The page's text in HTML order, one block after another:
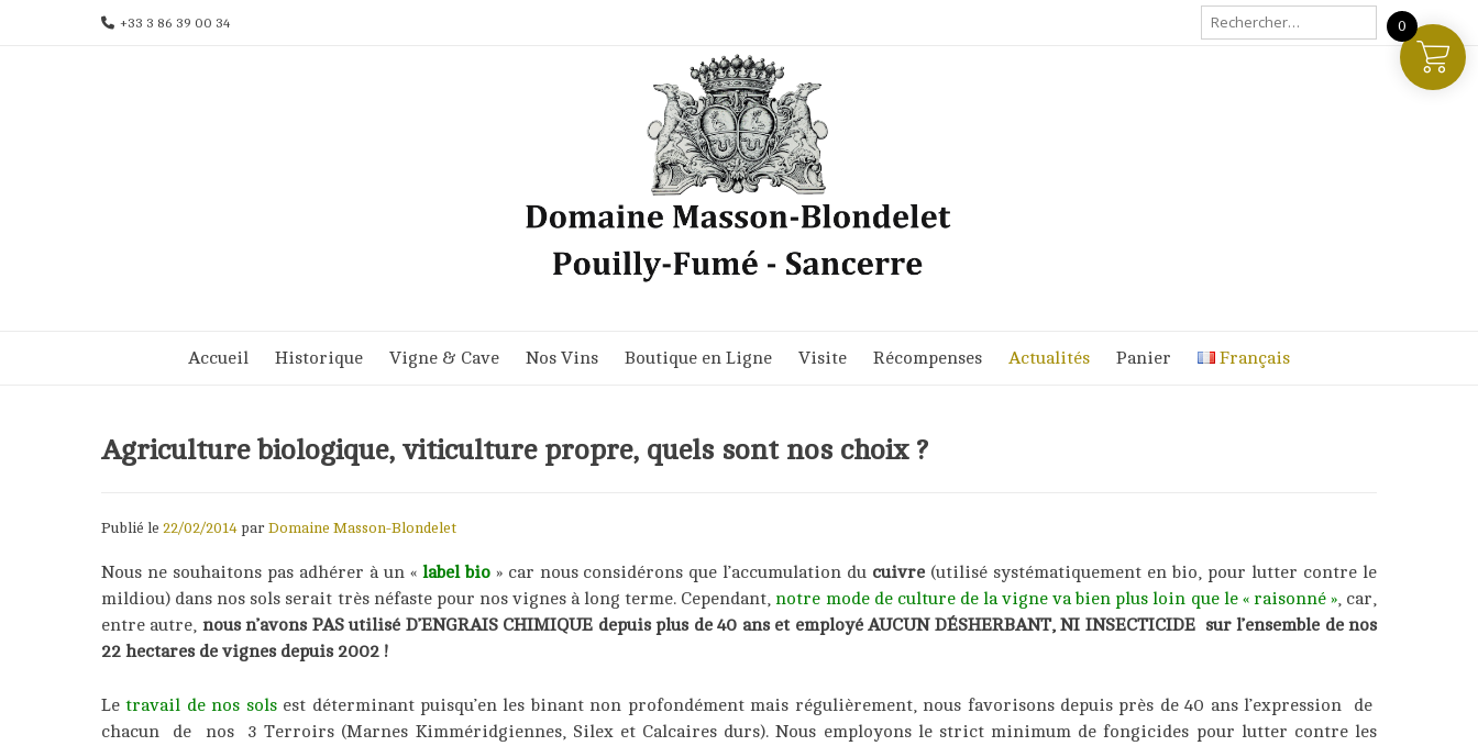
+33 3 86 39 00 34
Rechercher :
Accueil Historique Vigne & Cave Nos Vins Boutique en Ligne Visite Récompenses Actualités Panier Français
Agriculture biologique, viticulture propre, quels sont nos choix ?
Publié le 22/02/2014 par Domaine Masson-Blondelet
Nous ne souhaitons pas adhérer à un « label bio» car nous considérons que l’accumulation du cuivre (utilisé systématiquement en bio, pour lutter contre le
mildiou) dans nos sols serait très néfaste pour nos vignes à long terme. Cependant,notre mode de culture de la vigne va bien plus loin que le « raisonné », car,
entre autre, nous n’avons PAS utilisé D’ENGRAIS CHIMIQUE depuis plus de 40 ans et employé AUCUN DÉSHERBANT, NI INSECTICIDE sur l’ensemble de nos
22 hectares de vignes depuis 2002 !
Le travail de nos sols est déterminant puisqu’en les binant non profondément mais régulièrement, nous favorisons depuis près de 40 ans l’expression de
chacun de nos 3 Terroirs (Marnes Kimméridgiennes, Silex et Calcaires durs). Nous employons le strict minimum de fongicides pour lutter contre les
0